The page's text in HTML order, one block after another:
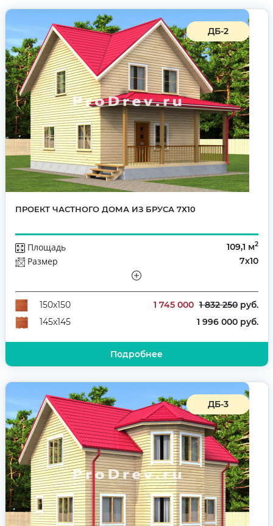
ДБ-2
ПРОЕКТ ЧАСТНОГО ДОМА ИЗ БРУСА 7Х10
Площадь 109,1 м2
Размер 7х10
Количество комнат
3
дом из бруса для постоянного проживания
150х150 1 745 000 1 832 250руб.
145х145
1 996 000 руб.
Подробнее
ДБ-3